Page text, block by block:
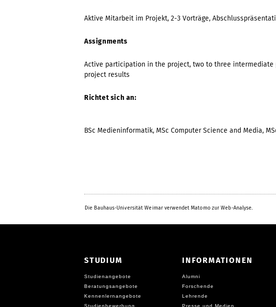
Aktive Mitarbeit im Projekt, 2-3 Vorträge,
Assignments
Active participation in the project, two to three
project results
Richtet sich an:
BSc Medieninformatik, MSc Computer Science and Media,
Die Bauhaus-Universität Weimar verwendet Matomo zur Web-Analyse.
STUDIUM
Studienangebote
Beratungsangebote
Kennenlernangebote
Studienbewerbung
INFORMATIONEN
Alumni
Forschende
Lehrende
Presse und Medien